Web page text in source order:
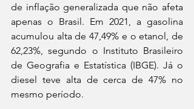
de inflação generalizada que não afeta
apenas o Brasil. Em 2021, a gasolina
acumulou alta de 47,49% e o etanol, de
62,23%, segundo o Instituto Brasileiro
de Geografia e Estatística (IBGE). Já o
diesel teve alta de cerca de 47% no
mesmo período.